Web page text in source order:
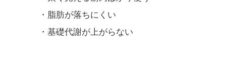
・脂肪が落ちにくい
・基礎代謝が上がらない